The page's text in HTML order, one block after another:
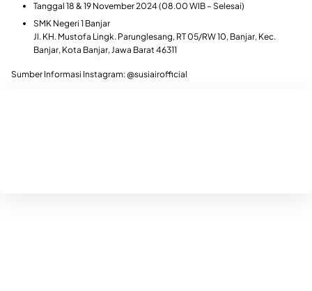
Tanggal 18 & 19 November 2024 (08.00 WIB – Selesai)
SMK Negeri 1 Banjar
Jl. KH. Mustofa Lingk. Parunglesang, RT 05/RW 10, Banjar, Kec.
Banjar, Kota Banjar, Jawa Barat 46311
Sumber Informasi Instagram: @susiairofficial